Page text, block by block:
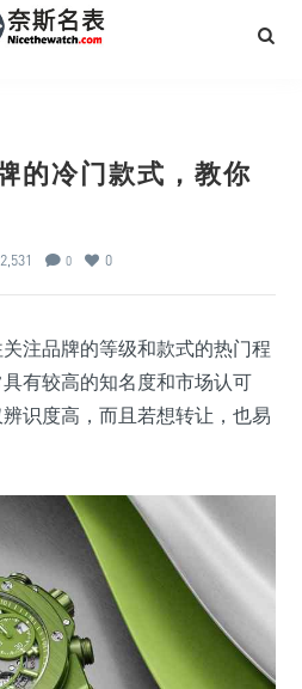
的冷门款式，教你
2,531 0 0
注品牌的等级和款式的热门程
有较高的知名度和市场认可
识度高，而且若想转让，也易